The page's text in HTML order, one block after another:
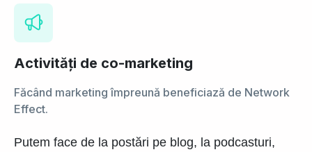
Activități de co-marketing
Făcând marketing împreună beneficiază de Network
Effect.
Putem face de la postări pe blog, la podcasturi,